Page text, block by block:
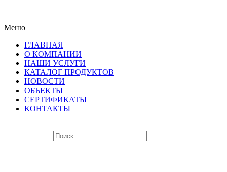
Меню
ГЛАВНАЯ
О КОМПАНИИ
НАШИ УСЛУГИ
КАТАЛОГ ПРОДУКТОВ
НОВОСТИ
ОБЪЕКТЫ
СЕРТИФИКАТЫ
КОНТАКТЫ